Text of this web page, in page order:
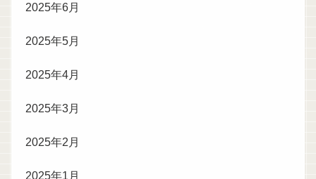
2025年6月
2025年5月
2025年4月
2025年3月
2025年2月
2025年1月